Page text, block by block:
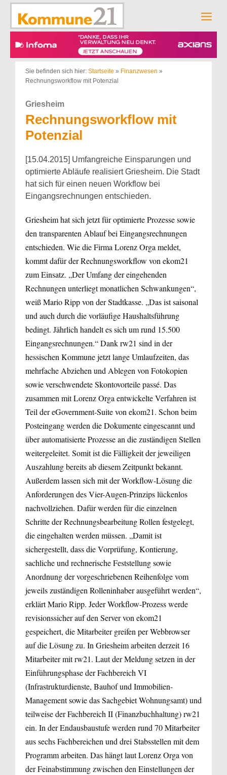
Zum
springen
Sie befinden sich hier: Startseite » Finanzwesen »
Rechnungsworkflow mit Potenzial
Griesheim
Rechnungsworkflow mit
Potenzial
[15.04.2015] Umfangreiche Einsparungen und
optimierte Abläufe realisiert Griesheim. Die Stadt
hat sich für einen neuen Workflow bei
Eingangsrechnungen entschieden.
Griesheim hat sich jetzt für optimierte Prozesse sowie
den transparenten Ablauf bei Eingangsrechnungen
entschieden. Wie die Firma Lorenz Orga meldet,
kommt dafür der Rechnungsworkflow von ekom21
zum Einsatz. „Der Umfang der eingehenden
Rechnungen unterliegt monatlichen Schwankungen“,
weiß Mario Ripp von der Stadtkasse. „Das ist saisonal
und auch durch die vorläufige Haushaltsführung
bedingt. Jährlich handelt es sich um rund 15.500
Eingangsrechnungen.“ Dank rw21 sind in der
hessischen Kommune jetzt lange Umlaufzeiten, das
mehrfache Abziehen und Ablegen von Fotokopien
sowie verschwendete Skontovorteile passé. Das
zusammen mit Lorenz Orga entwickelte Verfahren ist
Teil der eGovernment-Suite von ekom21. Schon beim
Posteingang werden die Dokumente eingescannt und
über automatisierte Prozesse an die zuständigen Stellen
weitergeleitet. Somit ist die Fälligkeit der jeweiligen
Auszahlung bereits ab diesem Zeitpunkt bekannt.
Außerdem lassen sich mit der Workflow-Lösung die
Anforderungen des Vier-Augen-Prinzips lückenlos
nachvollziehen. Dafür werden für die einzelnen
Schritte der Rechnungsbearbeitung Rollen festgelegt,
die eingehalten werden müssen. „Damit ist
sichergestellt, dass die Vorprüfung, Kontierung,
sachliche und rechnerische Feststellung sowie
Anordnung der vorgeschriebenen Reihenfolge vom
jeweils zuständigen Rolleninhaber ausgeführt werden“,
erklärt Mario Ripp. Jeder Workflow-Prozess werde
revisionssicher auf den Server von ekom21
gespeichert, die Mitarbeiter greifen per Webbrowser
auf die Lösung zu. In Griesheim arbeiten derzeit 16
Mitarbeiter mit rw21. Laut der Meldung setzen in der
Einführungsphase der Fachbereich VI
(Infrastrukturdienste, Bauhof und Immobilien-
Management sowie das Sachgebiet Wohnungsamt) und
teilweise der Fachbereich II (Finanzbuchhaltung) rw21
ein. In der Endausbaustufe werden rund 70 Mitarbeiter
aus sechs Fachbereichen und drei Stabsstellen mit dem
Programm arbeiten. Das hängt laut Lorenz Orga von
der Feinabstimmung zwischen den Einstellungen der